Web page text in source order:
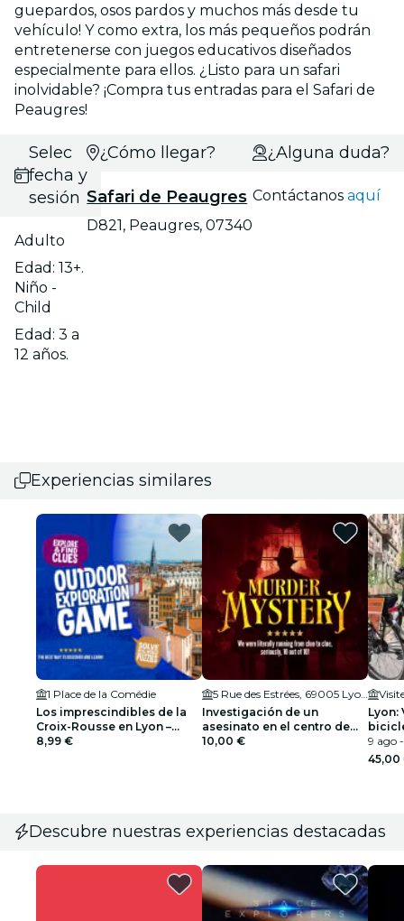
guepardos, osos pardos y muchos más desde tu
vehículo! Y como extra, los más pequeños podrán
entretenerse con juegos educativos diseñados
especialmente para ellos. ¿Listo para un safari
inolvidable? ¡Compra tus entradas para el Safari de
Peaugres!
Selecciona
fecha y
sesión
Adulto
Edad: 13+.
Niño -
Child
Edad: 3 a
12 años.
¿Cómo llegar?
Safari de Peaugres
D821, Peaugres, 07340
¿Alguna duda?
Contáctanosaquí
Experiencias similares
1 Place de la Comédie
Los imprescindibles de la
Croix-Rousse en Lyon –
Juego de exploración al
8,99 €
Investigación de un
asesinato en el centro de
Lyon
10,00 €
Lyon:
9 ago
45,00
Descubre nuestras experiencias destacadas